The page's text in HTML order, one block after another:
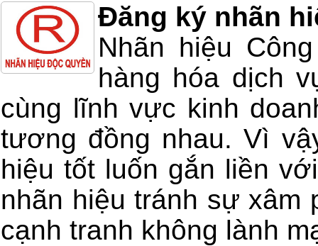
Đăng ký nhãn
Nhãn hiệu
hàng hóa dịch
cùng lĩnh vực kinh
tương đồng nhau. Vì
hiệu tốt luốn gắn liền
nhãn hiệu tránh sự xâm
cạnh tranh không lành